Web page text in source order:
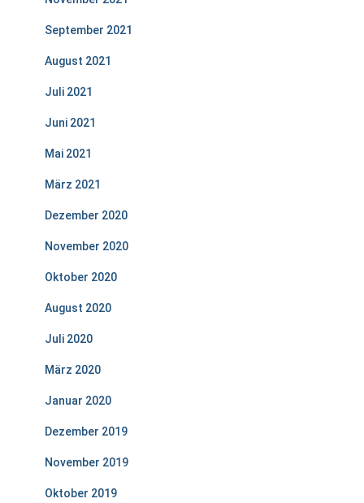
September 2021
August 2021
Juli 2021
Juni 2021
Mai 2021
März 2021
Dezember 2020
November 2020
Oktober 2020
August 2020
Juli 2020
März 2020
Januar 2020
Dezember 2019
November 2019
Oktober 2019